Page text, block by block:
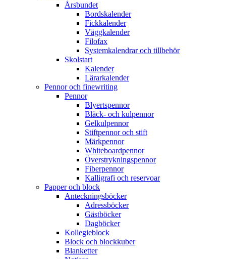
Årsbundet
Bordskalender
Fickkalender
Väggkalender
Filofax
Systemkalendrar och tillbehör
Skolstart
Kalender
Lärarkalender
Pennor och finewriting
Pennor
Blyertspennor
Bläck- och kulpennor
Gelkulpennor
Stiftpennor och stift
Märkpennor
Whiteboardpennor
Överstrykningspennor
Fiberpennor
Kalligrafi och reservoar
Papper och block
Anteckningsböcker
Adressböcker
Gästböcker
Dagböcker
Kollegieblock
Block och blockkuber
Blanketter